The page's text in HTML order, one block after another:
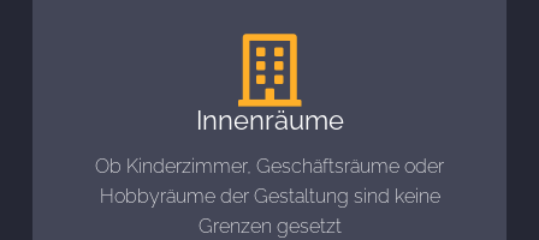
Innenräume
Ob Kinderzimmer, Geschäftsräume oder
Hobbyräume der Gestaltung sind keine
Grenzen gesetzt